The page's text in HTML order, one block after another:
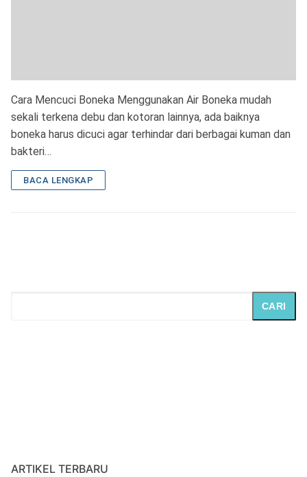
Cara Mencuci Boneka Menggunakan Air Boneka mudah
sekali terkena debu dan kotoran lainnya, ada baiknya
boneka harus dicuci agar terhindar dari berbagai kuman dan
bakteri…
BACA LENGKAP
CARI
ARTIKEL TERBARU